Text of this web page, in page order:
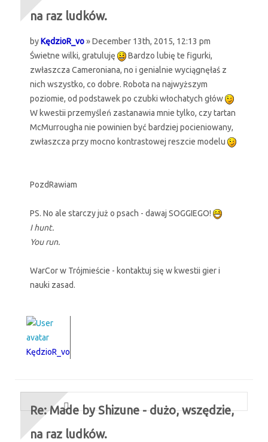
na raz ludków.
byKędzioR_vo» December 13th, 2015, 12:13 pm
Świetne wilki, gratuluję
Bardzo lubię te figurki,
zwłaszcza Cameroniana, no i genialnie wyciągnęłaś z
nich wszystko, co dobre. Robota na najwyższym
poziomie, od podstawek po czubki włochatych głów
W kwestii przemyśleń zastanawia mnie tylko, czy tartan
McMurrougha nie powinien być bardziej pocieniowany,
zwłaszcza przy mocno kontrastowej reszcie modelu
PozdRawiam
PS. No ale starczy już o psach - dawaj SOGGIEGO!
I hunt.
You run.
WarCor w Trójmieście - kontaktuj się w kwestii gier i
nauki zasad.
KędzioR_vo
Re: Made by Shizune - dużo, wszędzie,
na raz ludków.